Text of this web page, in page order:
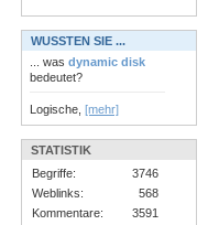
WUSSTEN SIE ...
... was dynamic disk
bedeutet?
Logische, [mehr]
STATISTIK
Begriffe:
3746
Weblinks:
568
Kommentare:
3591